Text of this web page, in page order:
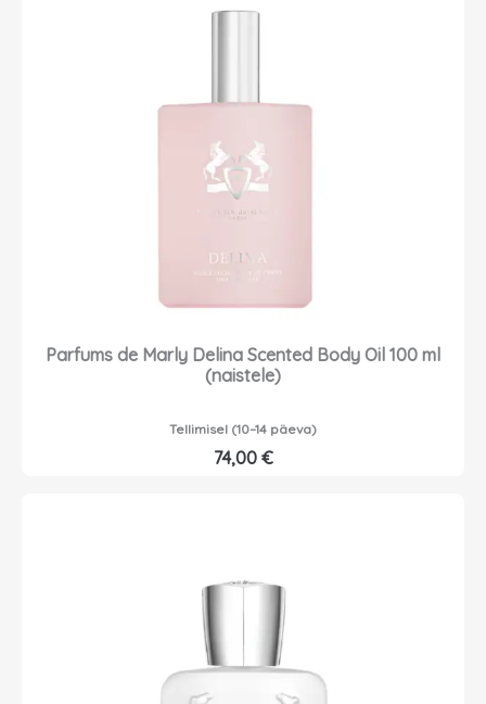
Parfums de Marly Delina Scented Body Oil 100 ml
(naistele)
Tellimisel (10–14 päeva)
74,00 €